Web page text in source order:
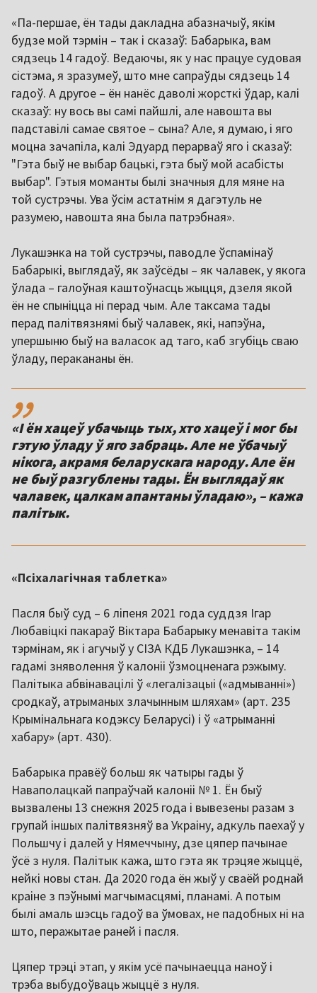
«Па-першае, ён тады дакладна абазначыў, якім
будзе мой тэрмін – так і сказаў: Бабарыка, вам
сядзець 14 гадоў. Ведаючы, як у нас працуе судовая
сістэма, я зразумеў, што мне сапраўды сядзець 14
гадоў. А другое – ён нанёс даволі жорсткі ўдар, калі
сказаў: ну вось вы самі пайшлі, але навошта вы
падставілі самае святое – сына? Але, я думаю, і яго
моцна зачапіла, калі Эдуард перарваў яго і сказаў:
"Гэта быў не выбар бацькі, гэта быў мой асабісты
выбар". Гэтыя моманты былі значныя для мяне на
той сустрэчы. Ува ўсім астатнім я дагэтуль не
разумею, навошта яна была патрэбная».
Лукашэнка на той сустрэчы, паводле ўспамінаў
Бабарыкі, выглядаў, як заўсёды – як чалавек, у якога
ўлада – галоўная каштоўнасць жыцця, дзеля якой
ён не спыніцца ні перад чым. Але таксама тады
перад палітвязнямі быў чалавек, які, напэўна,
упершыню быў на валасок ад таго, каб згубіць сваю
ўладу, перакананы ён.
,,
«І ён хацеў убачыць тых, хто хацеў і мог бы
гэтую ўладу ў яго забраць. Але не ўбачыў
нікога, акрамя беларускага народу. Але ён
не быў разгублены тады. Ён выглядаў як
чалавек, цалкам апантаны ўладаю», – кажа
палітык.
«Псіхалагічная таблетка»
Пасля быў суд – 6 ліпеня 2021 года суддзя Ігар
Любавіцкі пакараў Віктара Бабарыку менавіта такім
тэрмінам, як і агучыў у СІЗА КДБ Лукашэнка, – 14
гадамі зняволення ў калоніі ўзмоцненага рэжыму.
Палітыка абвінавацілі ў «легалізацыі («адмыванні»)
сродкаў, атрыманых злачынным шляхам» (арт. 235
Крымінальнага кодэксу Беларусі) і ў «атрыманні
хабару» (арт. 430).
Бабарыка правёў больш як чатыры гады ў
Наваполацкай папраўчай калоніі № 1. Ён быў
вызвалены 13 снежня 2025 года і вывезены разам з
групай іншых палітвязняў ва Украіну, адкуль паехаў у
Польшчу і далей у Нямеччыну, дзе цяпер пачынае
ўсё з нуля. Палітык кажа, што гэта як трэцяе жыццё,
нейкі новы стан. Да 2020 года ён жыў у сваёй роднай
краіне з пэўнымі магчымасцямі, планамі. А потым
былі амаль шэсць гадоў ва ўмовах, не падобных ні на
што, перажытае раней і пасля.
Цяпер трэці этап, у якім усё пачынаецца наноў і
трэба выбудоўваць жыццё з нуля.